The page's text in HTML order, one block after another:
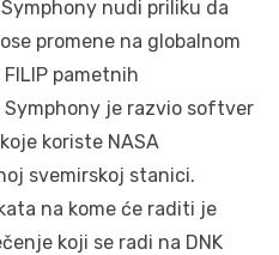
nudi priliku da
promene na globalnom
pametnih
Symphony je razvio softver
koriste NASA
svemirskoj stanici.
na kome će raditi je
koji se radi na DNK